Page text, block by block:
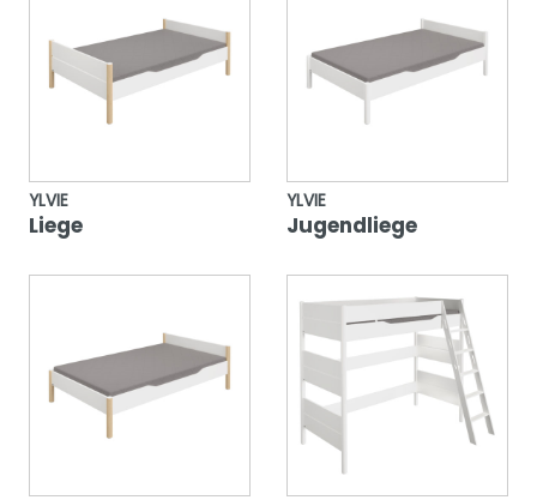
YLVIE
Liege
YLVIE
Jugendliege